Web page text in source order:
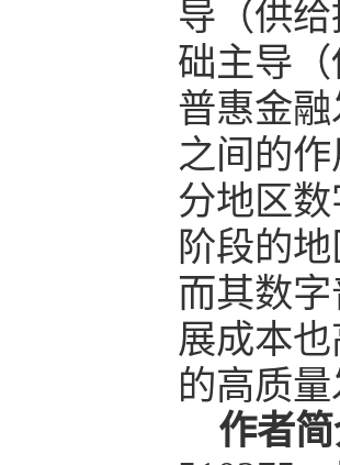
导（供
础主导
普惠金
之间的
分地区
阶段的
而其数
展成本
的高质
作者